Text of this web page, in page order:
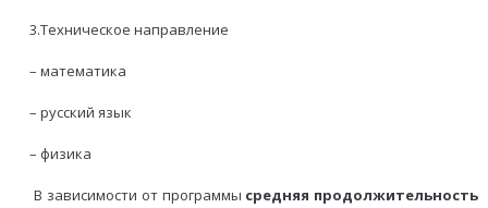
3.Техническое направление
– математика
– русский язык
– физика
В зависимости от программы средняя продолжительность